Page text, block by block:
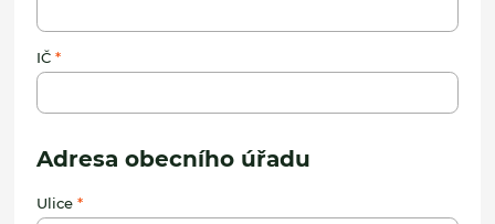
IČ
Adresa obecního úřadu
Ulice